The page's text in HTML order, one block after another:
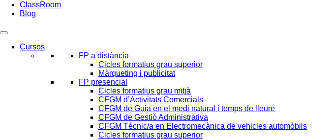
ClassRoom
Blog
Cursos
FP a distància
Cicles formatius grau superior
Màrqueting i publicitat
FP presencial
Cicles formatius grau mitjà
CFGM d’Activitats Comercials
CFGM de Guia en el medi natural i temps de lleure
CFGM de Gestió Administrativa
CFGM Tècnic/a en Electromecànica de vehicles automòbils
Cicles formatius grau superior